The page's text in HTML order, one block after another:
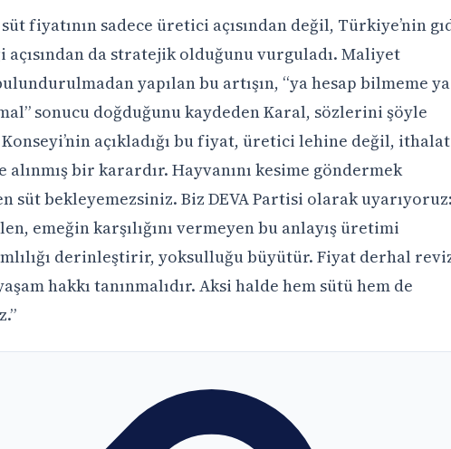
fiyatının sadece üretici açısından değil, Türkiye’nin
da stratejik olduğunu vurguladı. Maliyet
yapılan bu artışın, “ya hesap bilmeme ya
sonucu doğduğunu kaydeden Karal, sözlerini şöyle
açıkladığı bu fiyat, üretici lehine değil, ithalat
bir karardır. Hayvanını kesime göndermek
süt bekleyemezsiniz. Biz DEVA Partisi olarak uyarıyoruz:
emeğin karşılığını vermeyen bu anlayış üretimi
derinleştirir, yoksulluğu büyütür. Fiyat derhal
hakkı tanınmalıdır. Aksi halde hem sütü hem de